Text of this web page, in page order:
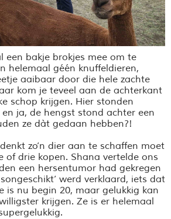
een bakje brokjes mee om te
helemaal géén knuffeldieren,
aaibaar door die hele zachte
kom je teveel aan de achterkant
schop krijgen. Hier stonden
ja, de hengst stond achter een
ze dàt gedaan hebben?!
zo’n dier aan te schaffen moet
of drie kopen. Shana vertelde ons
een hersentumor had gekregen
werd verklaard, iets dat
is nu begin 20, maar gelukkig kan
krijgen. Ze is er helemaal